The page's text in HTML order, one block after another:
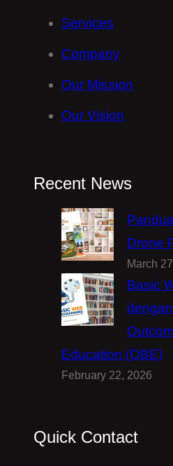
Services
Company
Our Mission
Our Vision
Recent News
Drone
March
Basic
Education (OBE)
February 22, 2026
Quick Contact